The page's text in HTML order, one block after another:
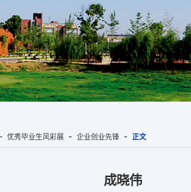
优秀毕业生风彩展 企业创业先锋 正文
成晓伟